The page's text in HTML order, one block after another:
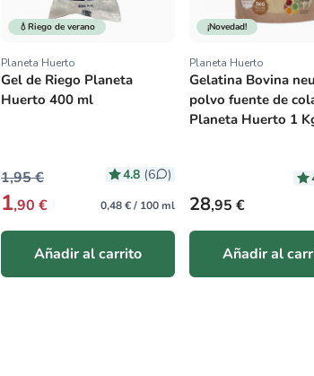
Proveedor:
Planeta Huerto
Gazpacho tradicional ECO
con AOVE Planeta Huerto
4.7 (9 )
Precio habitual
3,45 € 3,45 € / 1 l
Añadir al carrito
Proveedor:
Planeta Huerto
Hígado de bacalao
su propio aceite
sostenible Planeta
Precio habitual
3,90 €
Añadir al